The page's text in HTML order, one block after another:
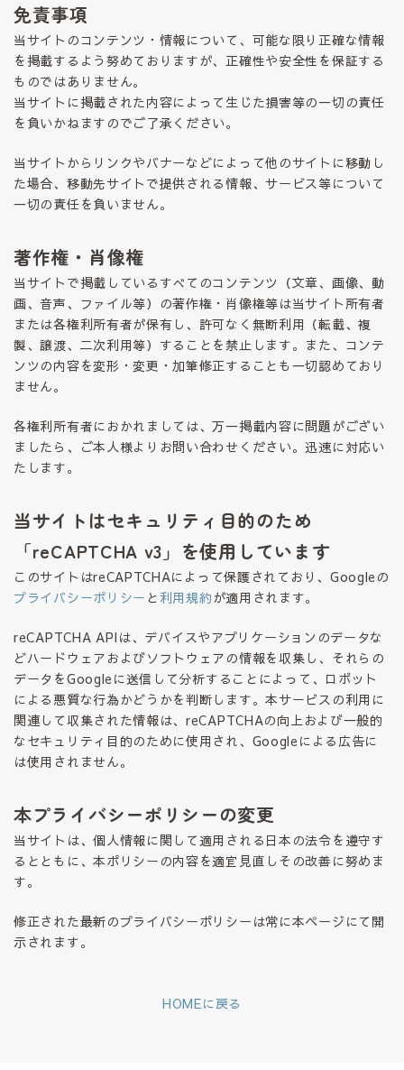
免責事項
当サイトのコンテンツ・情報について、可能な限り正確な情報
を掲載するよう努めておりますが、正確性や安全性を保証する
ものではありません。
当サイトに掲載された内容によって生じた損害等の一切の責任
を負いかねますのでご了承ください。
当サイトからリンクやバナーなどによって他のサイトに移動し
た場合、移動先サイトで提供される情報、サービス等について
一切の責任を負いません。
著作権・肖像権
当サイトで掲載しているすべてのコンテンツ（文章、画像、動
画、音声、ファイル等）の著作権・肖像権等は当サイト所有者
または各権利所有者が保有し、許可なく無断利用（転載、複
製、譲渡、二次利用等）することを禁止します。また、コンテ
ンツの内容を変形・変更・加筆修正することも一切認めており
ません。
各権利所有者におかれましては、万一掲載内容に問題がござい
ましたら、ご本人様よりお問い合わせください。迅速に対応い
たします。
当サイトはセキュリティ目的のため
「reCAPTCHA v3」を使用しています
このサイトはreCAPTCHAによって保護されており、Googleの
プライバシーポリシー と 利用規約が適用されます。
reCAPTCHA APIは、デバイスやアプリケーションのデータな
どハードウェアおよびソフトウェアの情報を収集し、それらの
データをGoogleに送信して分析することによって、ロボット
による悪質な行為かどうかを判断します。本サービスの利用に
関連して収集された情報は、reCAPTCHAの向上および一般的
なセキュリティ目的のために使用され、Googleによる広告に
は使用されません。
本プライバシーポリシーの変更
当サイトは、個人情報に関して適用される日本の法令を遵守す
るとともに、本ポリシーの内容を適宜見直しその改善に努めま
す。
修正された最新のプライバシーポリシーは常に本ページにて開
示されます。
HOMEに戻る